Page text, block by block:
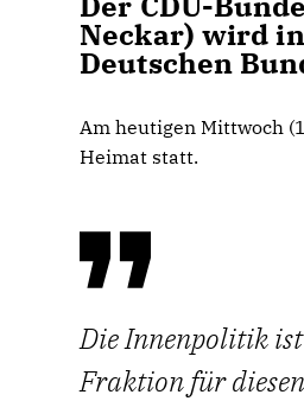
Neckar) wird
Deutschen
Am heutigen Mittwoch
Heimat statt.
Die Innenpolitik
Fraktion für